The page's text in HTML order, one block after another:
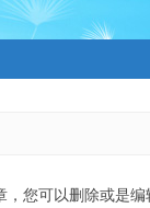
，您可以删除或是编